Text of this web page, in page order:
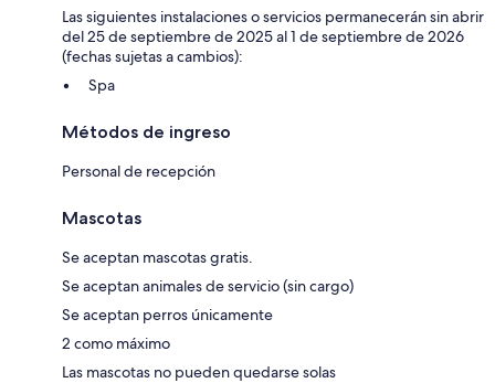
Las siguientes instalaciones o servicios permanecerán sin abrir
del 25 de septiembre de 2025 al 1 de septiembre de 2026
(fechas sujetas a cambios):
Spa
Métodos de ingreso
Personal de recepción
Mascotas
Se aceptan mascotas gratis.
Se aceptan animales de servicio (sin cargo)
Se aceptan perros únicamente
2 como máximo
Las mascotas no pueden quedarse solas